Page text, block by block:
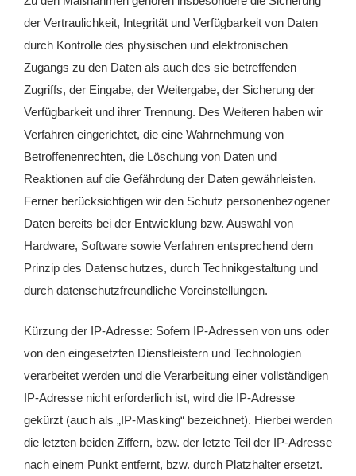
der Vertraulichkeit, Integrität und Verfügbarkeit von Daten
durch Kontrolle des physischen und elektronischen
Zugangs zu den Daten als auch des sie betreffenden
Zugriffs, der Eingabe, der Weitergabe, der Sicherung der
Verfügbarkeit und ihrer Trennung. Des Weiteren haben wir
Verfahren eingerichtet, die eine Wahrnehmung von
Betroffenenrechten, die Löschung von Daten und
Reaktionen auf die Gefährdung der Daten gewährleisten.
Ferner berücksichtigen wir den Schutz personenbezogener
Daten bereits bei der Entwicklung bzw. Auswahl von
Hardware, Software sowie Verfahren entsprechend dem
Prinzip des Datenschutzes, durch Technikgestaltung und
durch datenschutzfreundliche Voreinstellungen.
Kürzung der IP-Adresse: Sofern IP-Adressen von uns oder
von den eingesetzten Dienstleistern und Technologien
verarbeitet werden und die Verarbeitung einer vollständigen
IP-Adresse nicht erforderlich ist, wird die IP-Adresse
gekürzt (auch als „IP-Masking“ bezeichnet). Hierbei werden
die letzten beiden Ziffern, bzw. der letzte Teil der IP-Adresse
nach einem Punkt entfernt, bzw. durch Platzhalter ersetzt.